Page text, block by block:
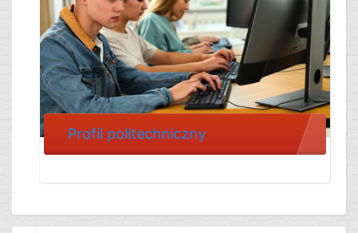
Profil politechniczny